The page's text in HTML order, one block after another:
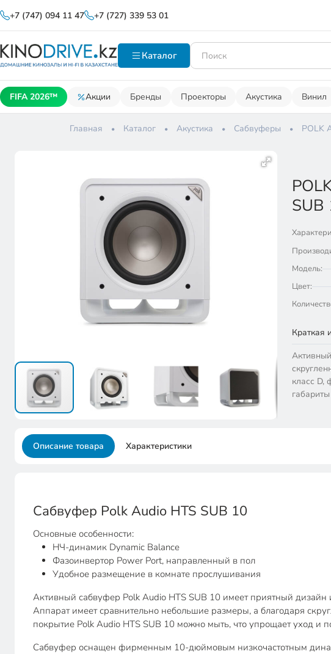
+7 (747) 094 11 47 +7 (727) 339 53 01
Каталог
FIFA 2026™ Акции Бренды Проекторы Акустика Винил
Главная Каталог Акустика Сабвуферы POLK
Модель:
Цвет:
Краткая
класс D,
Описание товара Характеристики
Сабвуфер Polk Audio HTS SUB 10
Основные особенности:
НЧ-динамик Dynamic Balance
Фазоинвертор Power Port, направленный в пол
Удобное размещение в комнате прослушивания
Активный сабвуфер Polk Audio HTS SUB 10 имеет приятный
Аппарат имеет сравнительно небольшие размеры, а благодаря
покрытие Polk Audio HTS SUB 10 можно мыть, что упрощает уход и
Сабвуфер оснащен фирменным 10-дюймовым низкочастотным